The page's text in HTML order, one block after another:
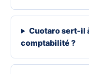
Cuotaro sert-il
comptabilité ?